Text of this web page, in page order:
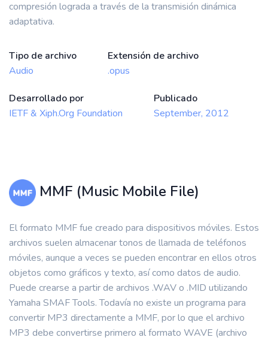
compresión lograda a través de la transmisión dinámica
adaptativa.
Tipo de archivo
Audio
Extensión de archivo
.opus
Desarrollado por
IETF & Xiph.Org Foundation
Publicado
September, 2012
MMF (Music Mobile File)
El formato MMF fue creado para dispositivos móviles. Estos
archivos suelen almacenar tonos de llamada de teléfonos
móviles, aunque a veces se pueden encontrar en ellos otros
objetos como gráficos y texto, así como datos de audio.
Puede crearse a partir de archivos .WAV o .MID utilizando
Yamaha SMAF Tools. Todavía no existe un programa para
convertir MP3 directamente a MMF, por lo que el archivo
MP3 debe convertirse primero al formato WAVE (archivo